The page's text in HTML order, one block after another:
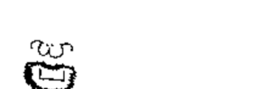
contenido